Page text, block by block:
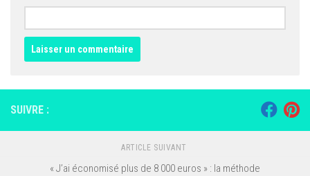
SUIVRE :
ARTICLE SUIVANT
« J’ai économisé plus de 8 000 euros » : la méthode